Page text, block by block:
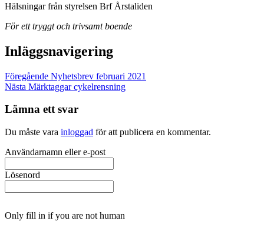
Hälsningar från styrelsen Brf Årstaliden
För ett tryggt och trivsamt boende
Inläggsnavigering
Föregående Nyhetsbrev februari 2021
Nästa Märktaggar cykelrensning
Lämna ett svar
Du måste vara inloggad för att publicera en kommentar.
Användarnamn eller e-post
Lösenord
Only fill in if you are not human